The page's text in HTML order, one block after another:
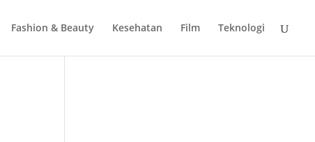
Fashion & Beauty Kesehatan Film Teknologi